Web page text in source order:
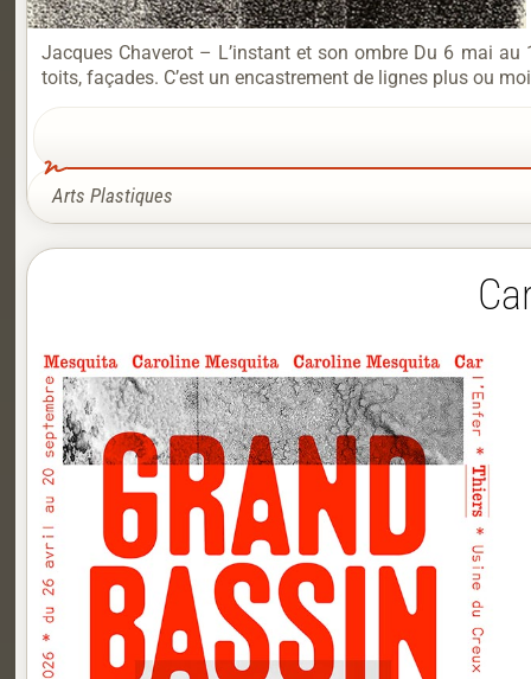
Jacques Chaverot – L’instant et son ombre Du 6 mai
toits, façades. C’est un encastrement de lignes plus ou
Arts Plastiques